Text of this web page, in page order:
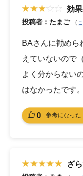
効
投稿者：たまご （
BAさんに勧めら
えていないので
よく分からない
はなかったです。
0 参考になった
ざ